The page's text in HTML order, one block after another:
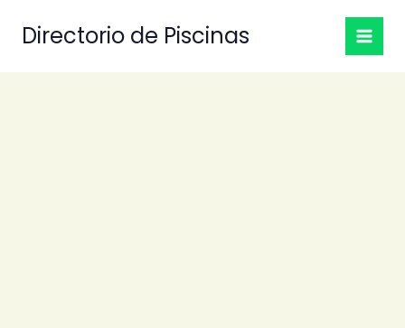
Directorio de Piscinas